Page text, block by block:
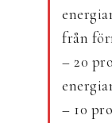
från
– 20
– 10